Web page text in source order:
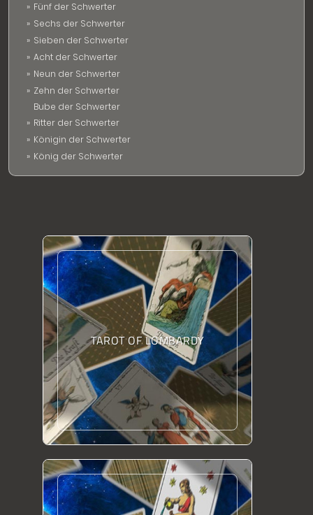
Fünf der Schwerter
Sechs der Schwerter
Sieben der Schwerter
Acht der Schwerter
Neun der Schwerter
Zehn der Schwerter
Bube der Schwerter
Ritter der Schwerter
Königin der Schwerter
König der Schwerter
TAROT OF LOMBARDY